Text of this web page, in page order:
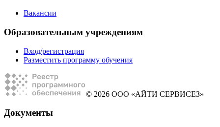
Вакансии
Образовательным учреждениям
Вход/регистрация
Разместить программу обучения
© 2026 ООО «АЙТИ СЕРВИСЕЗ»
Документы